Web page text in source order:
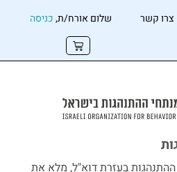
צרו קשר שלום אורח/ת,כניסה
בעזרת דוא"ל, מלא את